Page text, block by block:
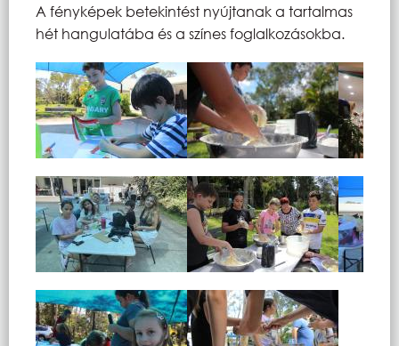
A fényképek betekintést nyújtanak a tartalmas
hét hangulatába és a színes foglalkozásokba.